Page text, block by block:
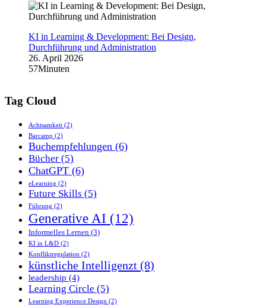
KI in Learning & Development: Bei Design,
Durchführung und Administration
26. April 2026
57Minuten
Tag Cloud
Achtsamkeit (2)
Barcamp (2)
Buchempfehlungen (6)
Bücher (5)
ChatGPT (6)
eLearning (2)
Future Skills (5)
Führung (2)
Generative AI (12)
Informelles Lernen (3)
KI in L&D (2)
Konfliktregulation (2)
künstliche Intelligenzt (8)
leadership (4)
Learning Circle (5)
Learning Experience Design (2)